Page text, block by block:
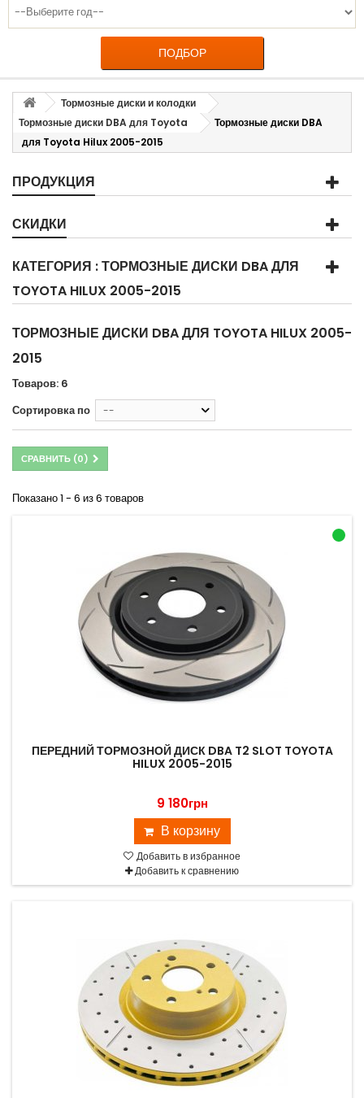
ПОДБОР
Тормозные диски и колодки
Тормозные диски DBA для Toyota
Тормозные диски DBA
для Toyota Hilux 2005-2015
ПРОДУКЦИЯ
СКИДКИ
КАТЕГОРИЯ : ТОРМОЗНЫЕ ДИСКИ DBA ДЛЯ
TOYOTA HILUX 2005-2015
ТОРМОЗНЫЕ ДИСКИ DBA ДЛЯ TOYOTA HILUX 2005-
2015
Товаров: 6
Сортировка по
--
СРАВНИТЬ (0)
Показано 1 - 6 из 6 товаров
ПЕРЕДНИЙ ТОРМОЗНОЙ ДИСК DBA T2 SLOT TOYOTA
HILUX 2005-2015
9 180грн
В корзину
Добавить в избранное
Добавить к сравнению